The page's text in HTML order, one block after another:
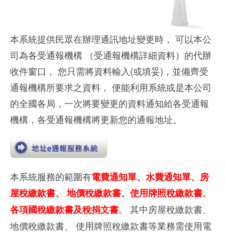
本系統提供民眾在辦理通訊地址變更時， 可以本公
司為各受通報機構 （受通報機構詳細資料）的代辦
收件窗口， 您只需將資料輸入(或填妥)，並備齊受
通報機構所要求之資料， 便能利用系統或是本公司
的全國各局，一次將要變更的資料通知給各受通報
機構，各受通報機構將更新您的通報地址。
本系統服務的範圍有電費通知單、水費通知單、房
屋稅繳款書、 地價稅繳款書、使用牌照稅繳款書、
各項國稅繳款書及稅捐文書。 其中房屋稅繳款書、
地價稅繳款書、 使用牌照稅繳款書等業務需使用電